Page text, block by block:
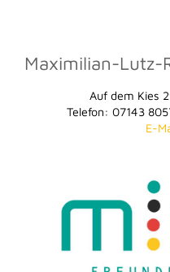
Maximilian-Lutz-
Auf dem Kies
Telefon: 07143
E-